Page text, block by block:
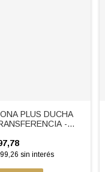
PLUS DUCHA
-
sin interés